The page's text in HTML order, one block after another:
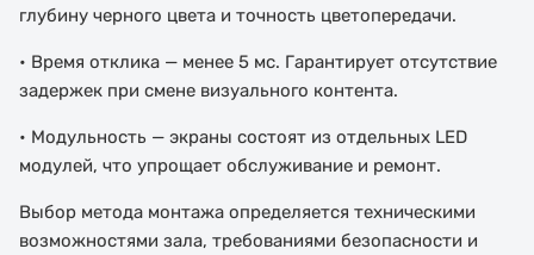
глубину черного цвета и точность цветопередачи.
• Время отклика — менее 5 мс. Гарантирует отсутствие
задержек при смене визуального контента.
• Модульность — экраны состоят из отдельных LED
модулей, что упрощает обслуживание и ремонт.
Выбор метода монтажа определяется техническими
возможностями зала, требованиями безопасности и